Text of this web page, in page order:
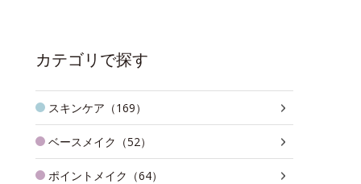
カテゴリで探す
スキンケア（169）
ベースメイク（52）
ポイントメイク（64）